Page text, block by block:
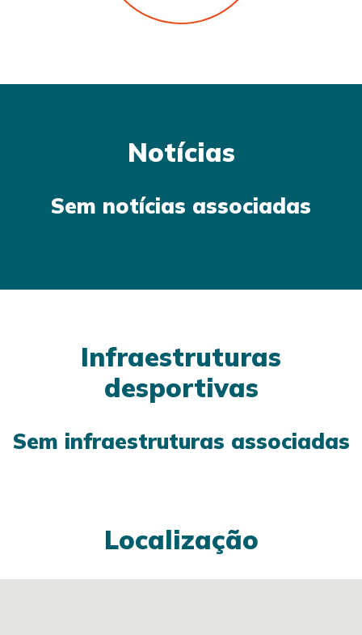
Notícias
Sem notícias associadas
Infraestruturas
desportivas
Sem infraestruturas associadas
Localização